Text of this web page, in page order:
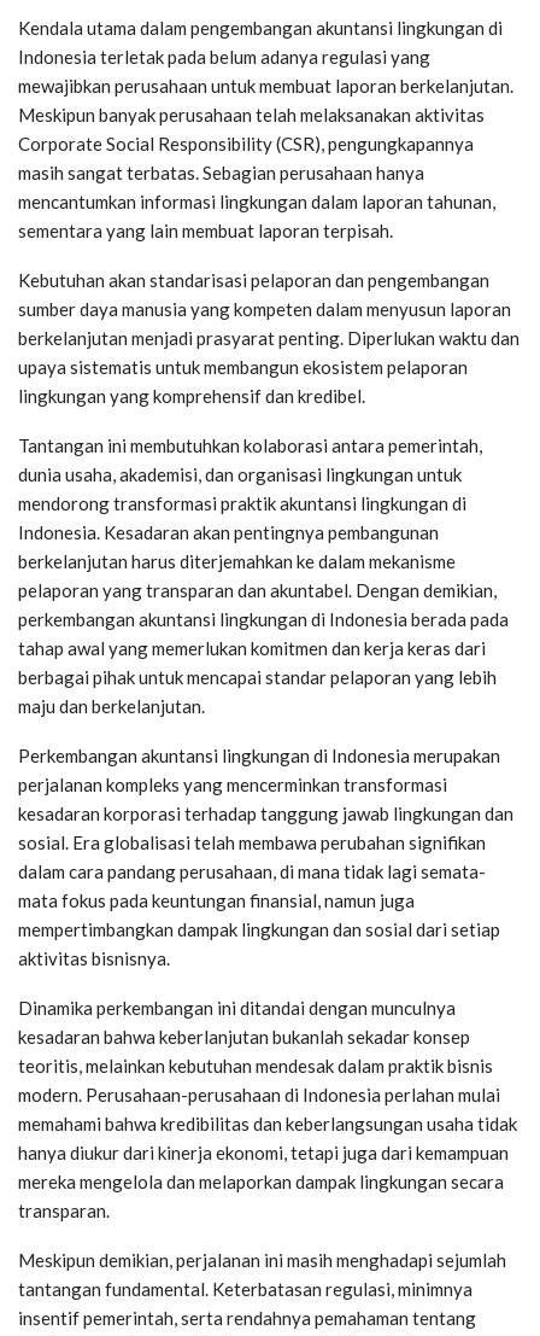
Kendala utama dalam pengembangan akuntansi lingkungan di
Indonesia terletak pada belum adanya regulasi yang
mewajibkan perusahaan untuk membuat laporan berkelanjutan.
Meskipun banyak perusahaan telah melaksanakan aktivitas
Corporate Social Responsibility (CSR), pengungkapannya
masih sangat terbatas. Sebagian perusahaan hanya
mencantumkan informasi lingkungan dalam laporan tahunan,
sementara yang lain membuat laporan terpisah.
Kebutuhan akan standarisasi pelaporan dan pengembangan
sumber daya manusia yang kompeten dalam menyusun laporan
berkelanjutan menjadi prasyarat penting. Diperlukan waktu dan
upaya sistematis untuk membangun ekosistem pelaporan
lingkungan yang komprehensif dan kredibel.
Tantangan ini membutuhkan kolaborasi antara pemerintah,
dunia usaha, akademisi, dan organisasi lingkungan untuk
mendorong transformasi praktik akuntansi lingkungan di
Indonesia. Kesadaran akan pentingnya pembangunan
berkelanjutan harus diterjemahkan ke dalam mekanisme
pelaporan yang transparan dan akuntabel. Dengan demikian,
perkembangan akuntansi lingkungan di Indonesia berada pada
tahap awal yang memerlukan komitmen dan kerja keras dari
berbagai pihak untuk mencapai standar pelaporan yang lebih
maju dan berkelanjutan.
Perkembangan akuntansi lingkungan di Indonesia merupakan
perjalanan kompleks yang mencerminkan transformasi
kesadaran korporasi terhadap tanggung jawab lingkungan dan
sosial. Era globalisasi telah membawa perubahan signifikan
dalam cara pandang perusahaan, di mana tidak lagi semata-
mata fokus pada keuntungan finansial, namun juga
mempertimbangkan dampak lingkungan dan sosial dari setiap
aktivitas bisnisnya.
Dinamika perkembangan ini ditandai dengan munculnya
kesadaran bahwa keberlanjutan bukanlah sekadar konsep
teoritis, melainkan kebutuhan mendesak dalam praktik bisnis
modern. Perusahaan-perusahaan di Indonesia perlahan mulai
memahami bahwa kredibilitas dan keberlangsungan usaha tidak
hanya diukur dari kinerja ekonomi, tetapi juga dari kemampuan
mereka mengelola dan melaporkan dampak lingkungan secara
transparan.
Meskipun demikian, perjalanan ini masih menghadapi sejumlah
tantangan fundamental. Keterbatasan regulasi, minimnya
insentif pemerintah, serta rendahnya pemahaman tentang